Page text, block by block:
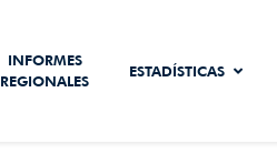
INFORMES
REGIONALES
ESTADÍSTICAS